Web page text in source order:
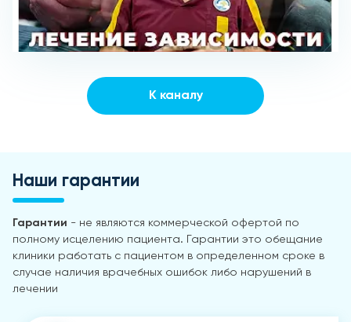
К каналу
Наши гарантии
Гарантии - не являются коммерческой офертой по
полному исцелению пациента. Гарантии это обещание
клиники работать с пациентом в определенном сроке в
случае наличия врачебных ошибок либо нарушений в
лечении